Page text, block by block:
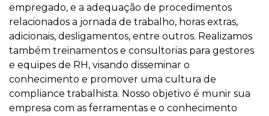
empregado, e a adequação de procedimentos
relacionados a jornada de trabalho, horas extras,
adicionais, desligamentos, entre outros. Realizamos
também treinamentos e consultorias para gestores
e equipes de RH, visando disseminar o
conhecimento e promover uma cultura de
compliance trabalhista. Nosso objetivo é munir sua
empresa com as ferramentas e o conhecimento